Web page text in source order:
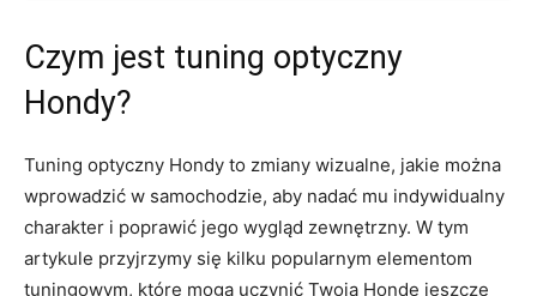
Czym‌ jest tuning optyczny
Hondy?
Tuning ⁣optyczny ‌Hondy ⁢to zmiany wizualne, ⁣jakie można
wprowadzić w samochodzie, aby nadać mu indywidualny
charakter i poprawić jego wygląd zewnętrzny. W tym
artykule przyjrzymy się⁤ kilku popularnym ⁣elementom
tuningowym, które mogą ‌uczynić‌ Twoją⁢ Hondę jeszcze